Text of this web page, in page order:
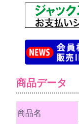
商品データ
商品名